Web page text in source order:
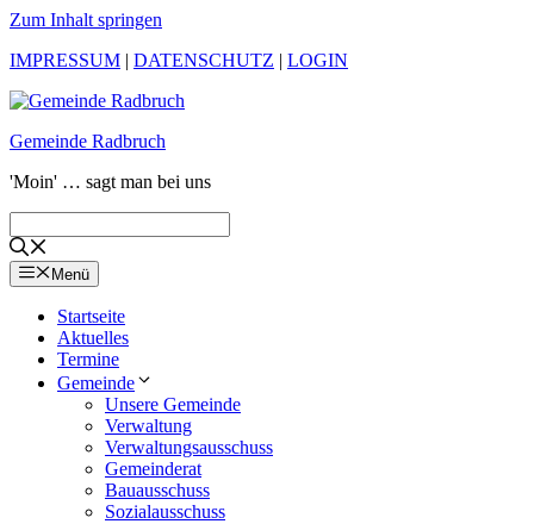
Zum Inhalt springen
IMPRESSUM | DATENSCHUTZ | LOGIN
Gemeinde Radbruch
'Moin' … sagt man bei uns
Menü
Startseite
Aktuelles
Termine
Gemeinde
Unsere Gemeinde
Verwaltung
Verwaltungsausschuss
Gemeinderat
Bauausschuss
Sozialausschuss